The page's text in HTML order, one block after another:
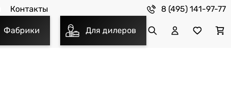
Контакты 8 (495) 141-97-77
Фабрики Для дилеров